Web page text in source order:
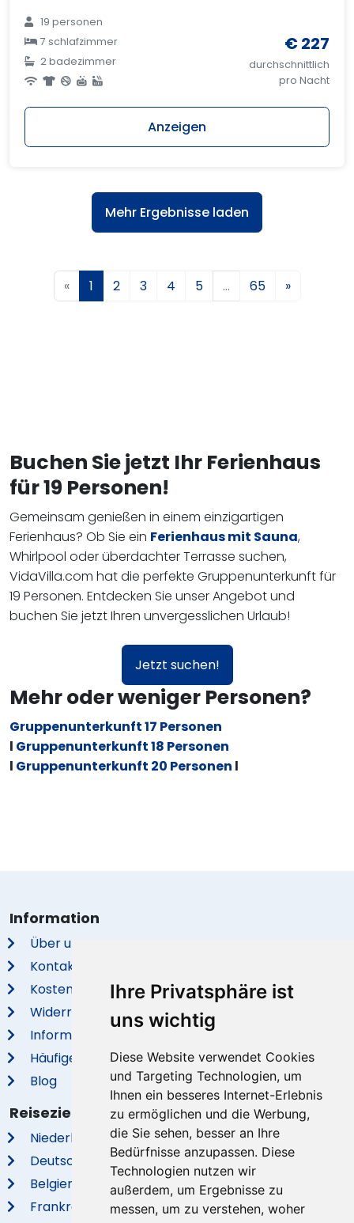
Ihre Privatsphäre ist
uns wichtig
Diese Website verwendet Cookies
und Targeting Technologien, um
Ihnen ein besseres Internet-Erlebnis
zu ermöglichen und die Werbung,
die Sie sehen, besser an Ihre
Bedürfnisse anzupassen. Diese
Technologien nutzen wir
außerdem, um Ergebnisse zu
messen, um zu verstehen, woher
19 personen
7 schlafzimmer
2 badezimmer
€ 227
durchschnittlich
pro Nacht
Anzeigen
Mehr Ergebnisse laden
« 1 2 3 4 5 … 65 »
Buchen Sie jetzt Ihr Ferienhaus
für 19 Personen!
Gemeinsam genießen in einem einzigartigen
Ferienhaus? Ob Sie ein Ferienhaus mit Sauna,
Whirlpool oder überdachter Terrasse suchen,
VidaVilla.com hat die perfekte Gruppenunterkunft für
19 Personen. Entdecken Sie unser Angebot und
buchen Sie jetzt Ihren unvergesslichen Urlaub!
Jetzt suchen!
Mehr oder weniger Personen?
Gruppenunterkunft 17 Personen
l Gruppenunterkunft 18 Personen
l Gruppenunterkunft 20 Personen l
Information
Über uns
Kontakt
Kostenloser Service
Widerrufsrecht
Information Bewertungen
Häufige Fragen
Blog
Reiseziele
Niederlande
Deutschland
Belgien
Frankreich